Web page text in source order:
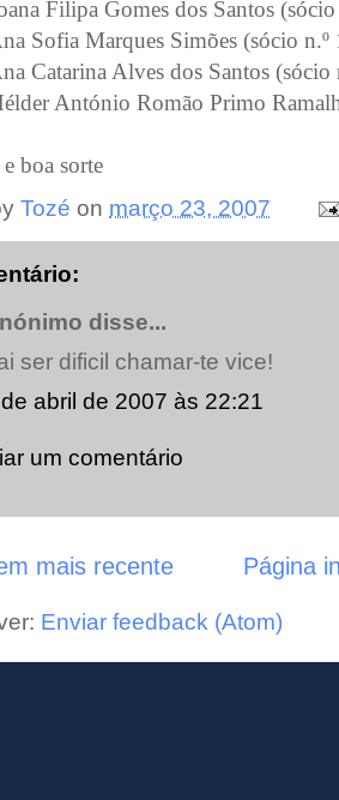
Filipa Gomes dos Santos
Sofia Marques Simões (sócio n.º
Catarina Alves dos Santos (sócio
António Romão Primo
boa sorte
Tozé on março 23, 2007
disse...
ser dificil chamar-te vice!
abril de 2007 às 22:21
um comentário
mais recente Página
Enviar feedback (Atom)